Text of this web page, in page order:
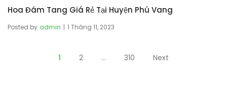
Hoa Đám Tang Giá Rẻ Tại Huyện Phú Vang
Posted by admin 1 Tháng 11, 2023
1 2 … 310 Next